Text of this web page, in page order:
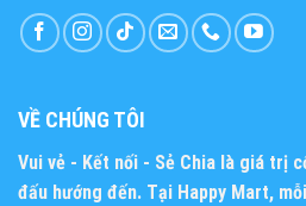
VỀ CHÚNG TÔI
Vui vẻ - Kết nối - Sẻ Chia là giá trị
đấu hướng đến. Tại Happy Mart,